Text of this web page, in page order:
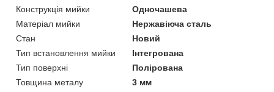
Конструкція мийки
Одночашева
Матеріал мийки
Нержавіюча сталь
Стан
Новий
Тип встановлення мийки
Інтегрована
Тип поверхні
Полірована
Товщина металу
3 мм